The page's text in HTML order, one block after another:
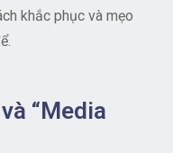
khắc phục và mẹo
“Media